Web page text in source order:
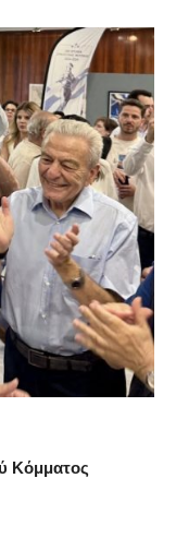
Κόμματος